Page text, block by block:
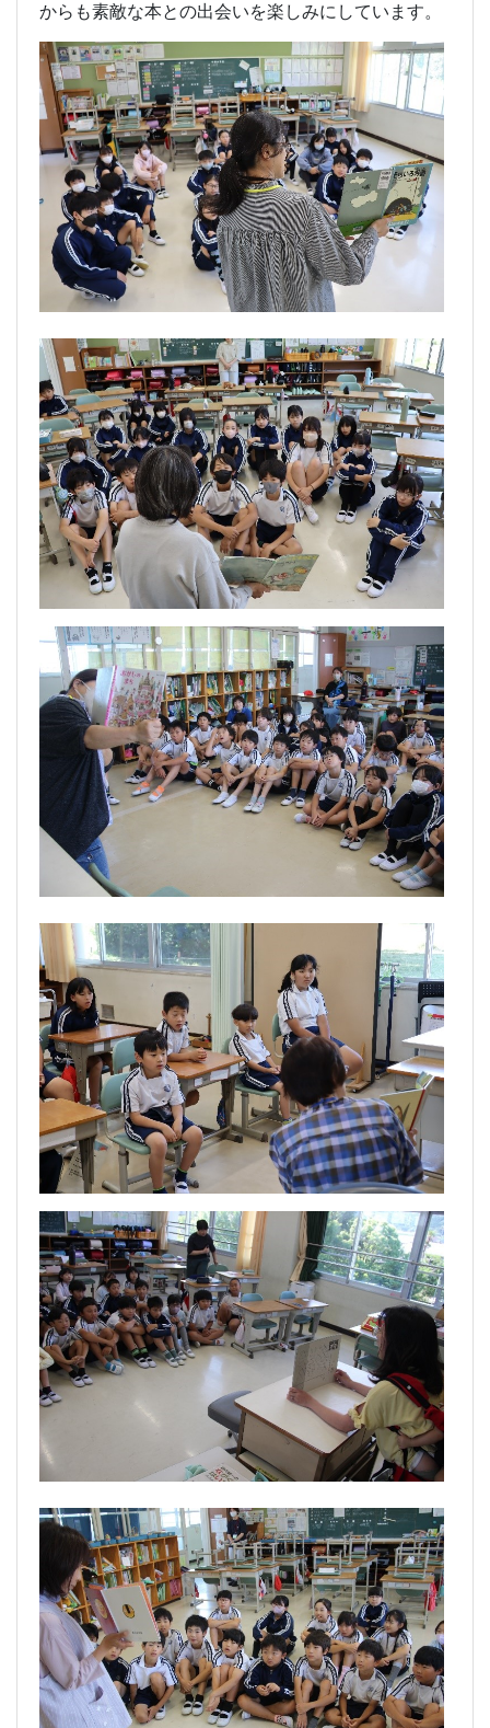
からも素敵な本との出会いを楽しみにしています。